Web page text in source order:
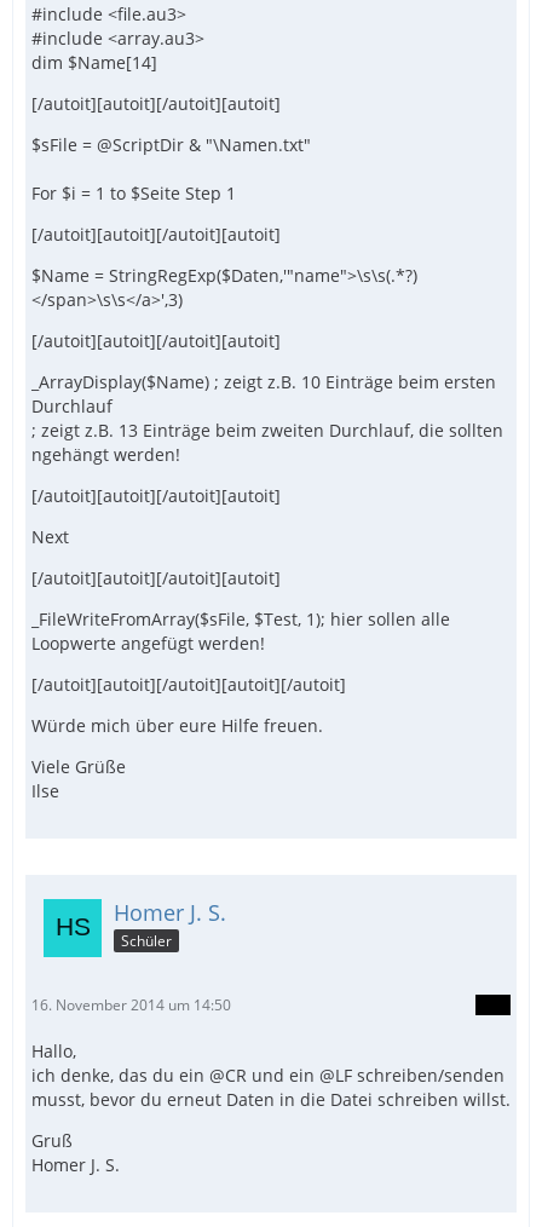
#include <file.au3>
#include <array.au3>
dim $Name[14]
[/autoit][autoit][/autoit][autoit]
$sFile = @ScriptDir & "\Namen.txt"
For $i = 1 to $Seite Step 1
[/autoit][autoit][/autoit][autoit]
$Name = StringRegExp($Daten,'"name">\s\s(.*?)
</span>\s\s</a>',3)
[/autoit][autoit][/autoit][autoit]
_ArrayDisplay($Name) ; zeigt z.B. 10 Einträge beim ersten
Durchlauf
; zeigt z.B. 13 Einträge beim zweiten Durchlauf, die sollten
ngehängt werden!
[/autoit][autoit][/autoit][autoit]
Next
[/autoit][autoit][/autoit][autoit]
_FileWriteFromArray($sFile, $Test, 1); hier sollen alle
Loopwerte angefügt werden!
[/autoit][autoit][/autoit][autoit][/autoit]
Würde mich über eure Hilfe freuen.
Viele Grüße
Ilse
Homer J. S.
Schüler
16. November 2014 um 14:50
Hallo,
ich denke, das du ein @CR und ein @LF schreiben/senden
musst, bevor du erneut Daten in die Datei schreiben willst.
Gruß
Homer J. S.